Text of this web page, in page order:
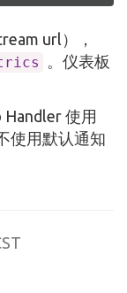
url），
。仪表板
使用
使用默认通知